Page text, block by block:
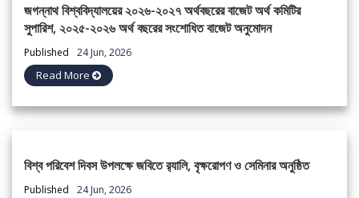
জগন্নাথ বিশ্ববিদ্যালয়ের ২০২৬-২০২৭ অর্থবছরের বাজেট অর্থ কমিটির
সুপারিশ, ২০২৫-২০২৬ অর্থ বছরের সংশোধিত বাজেট অনুমোদন
Published 24 Jun, 2026
Read More
বিশ্ব পরিবেশ দিবস উপলক্ষে জবিতে র‌্যালি, বৃক্ষরোপণ ও সেমিনার অনুষ্ঠিত
Published 24 Jun, 2026